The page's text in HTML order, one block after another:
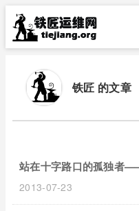
铁匠 的文章
站在十字路口的孤独者
2013-07-23